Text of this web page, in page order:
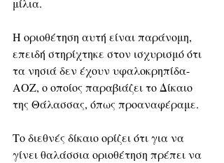
μίλια.
Η οριοθέτηση αυτή είναι παράνομη,
επειδή στηρίχτηκε στον ισχυρισμό ότι
τα νησιά δεν έχουν υφαλοκρηπίδα-
ΑΟΖ, ο οποίος παραβιάζει το Δίκαιο
της Θάλασσας, όπως προαναφέραμε.
Το διεθνές δίκαιο ορίζει ότι για να
γίνει θαλάσσια οριοθέτηση πρέπει να